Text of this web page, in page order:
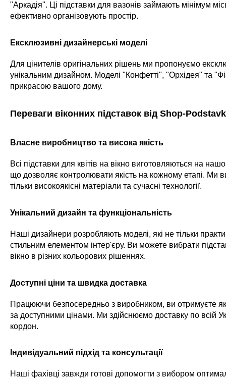
"Аркадія". Ці підставки для вазонів займають мінімум
ефективно організовують простір.
Ексклюзивні дизайнерські моделі
Для цінителів оригінальних рішень ми пропонуємо
унікальним дизайном. Моделі "Конфетті", "Орхідея" та
прикрасою вашого дому.
Переваги віконних підставок від Shop-
Власне виробництво та висока якість
Всі підставки для квітів на вікно виготовляються на
що дозволяє контролювати якість на кожному етапі. Ми
тільки високоякісні матеріали та сучасні технології.
Унікальний дизайн та функціональність
Наші дизайнери розробляють моделі, які не тільки
стильним елементом інтер'єру. Ви можете вибрати
вікно в різних кольорових рішеннях.
Доступні ціни та швидка доставка
Працюючи безпосередньо з виробником, ви отримуєте
за доступними цінами. Ми здійснюємо доставку по всій
кордон.
Індивідуальний підхід та консультації
Наші фахівці завжди готові допомогти з вибором